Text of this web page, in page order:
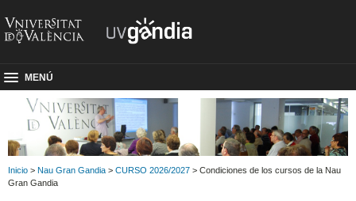
MENÚ
Inicio > Nau Gran Gandia > CURSO 2026/2027 > Condiciones de los cursos de la Nau
Gran Gandia